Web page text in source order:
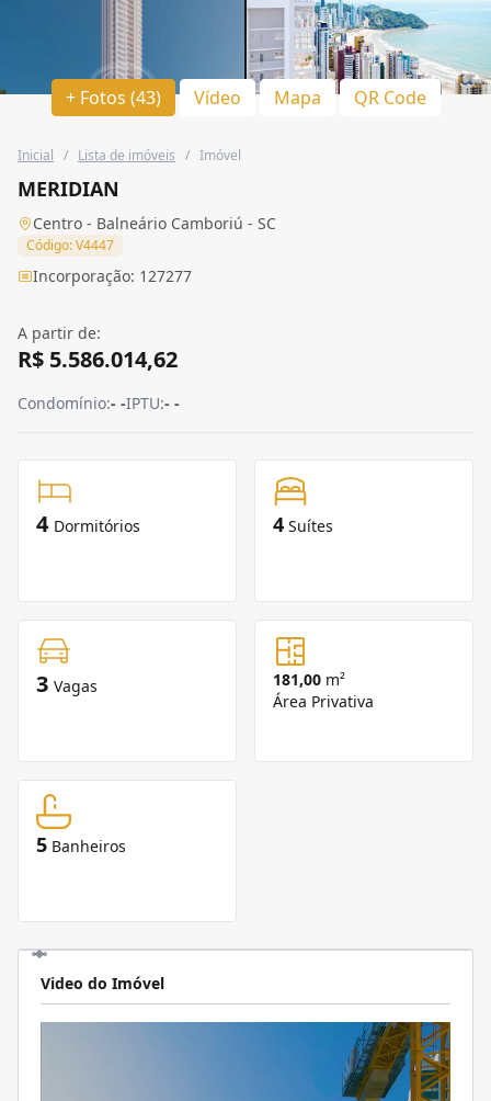
+ Fotos (43) Vídeo Mapa QR Code
Inicial / Lista de imóveis / Imóvel
MERIDIAN
Centro - Balneário Camboriú - SC
Código: V4447
Incorporação: 127277
A partir de:
R$ 5.586.014,62
Condomínio:- -IPTU:- -
4 Dormitórios 4 Suítes
3 Vagas 181,00 m²
Área Privativa
5 Banheiros
Video do Imóvel